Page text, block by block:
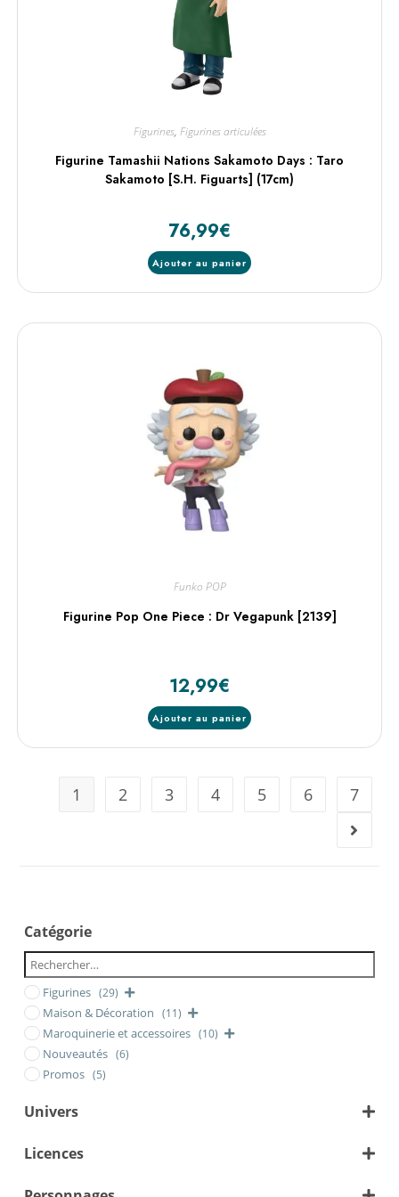
Figurines, Figurines articulées
Figurine Tamashii Nations Sakamoto Days : Taro
Sakamoto [S.H. Figuarts] (17cm)
76,99€
Ajouter au panier
Funko POP
Figurine Pop One Piece : Dr Vegapunk [2139]
12,99€
Ajouter au panier
1 2 3 4 5 6 7
Catégorie
Figurines (29)
Maison & Décoration (11)
Maroquinerie et accessoires (10)
Nouveautés (6)
Promos (5)
Univers
Licences